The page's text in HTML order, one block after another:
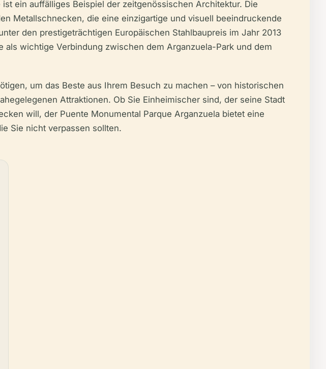
ein auffälliges Beispiel der zeitgenössischen Architektur. Die
Metallschnecken, die eine einzigartige und visuell beeindruckende
den prestigeträchtigen Europäischen Stahlbaupreis im Jahr 2013
wichtige Verbindung zwischen dem Arganzuela-Park und dem
um das Beste aus Ihrem Besuch zu machen – von historischen
Attraktionen. Ob Sie Einheimischer sind, der seine Stadt
will, der Puente Monumental Parque Arganzuela bietet eine
Sie nicht verpassen sollten.